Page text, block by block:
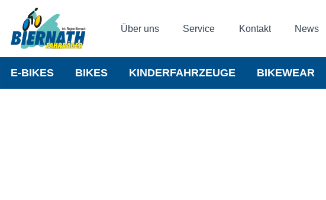
Über uns Service Kontakt News
E-BIKES BIKES KINDERFAHRZEUGE BIKEWEAR